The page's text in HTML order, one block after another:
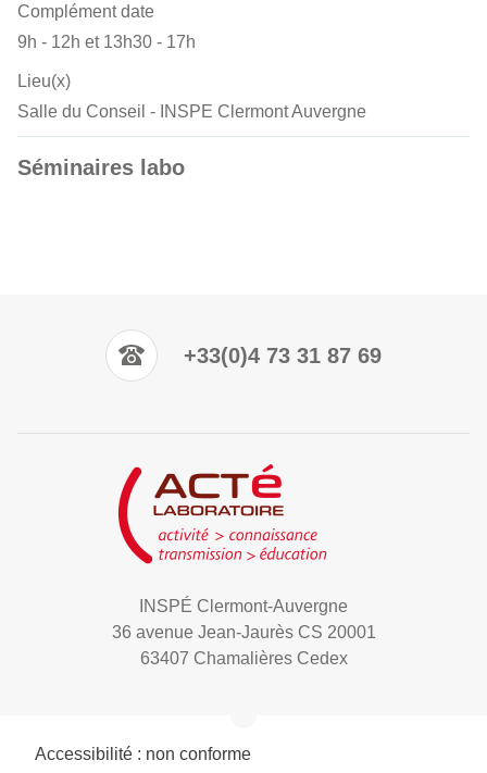
Complément date
9h - 12h et 13h30 - 17h
Lieu(x)
Salle du Conseil - INSPE Clermont Auvergne
Séminaires labo
+33(0)4 73 31 87 69
INSPÉ Clermont-Auvergne
36 avenue Jean-Jaurès CS 20001
63407 Chamalières Cedex
Accessibilité : non conforme